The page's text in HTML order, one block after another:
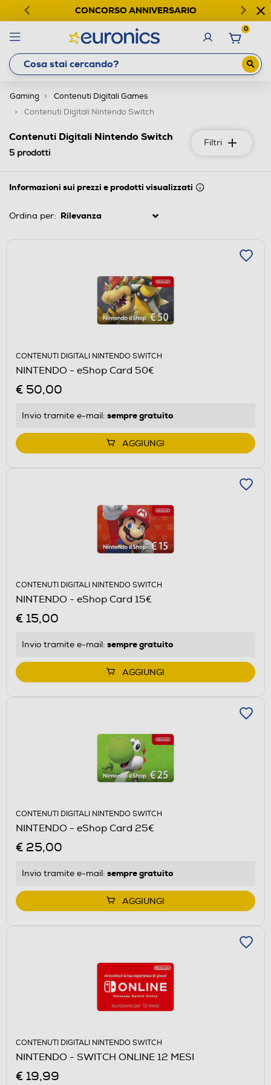
CONCORSO ANNIVERSARIO
0
Gaming
Contenuti Digitali Games
Contenuti Digitali Nintendo Switch
Filtri
Contenuti Digitali Nintendo Switch
5 prodotti
Informazioni sui prezzi e prodotti visualizzati
Ordina per:
CONTENUTI DIGITALI NINTENDO SWITCH
NINTENDO - eShop Card 50€
€ 50,00
Invio tramite e-mail: sempre gratuito
AGGIUNGI
CONTENUTI DIGITALI NINTENDO SWITCH
NINTENDO - eShop Card 15€
€ 15,00
Invio tramite e-mail: sempre gratuito
AGGIUNGI
CONTENUTI DIGITALI NINTENDO SWITCH
NINTENDO - eShop Card 25€
€ 25,00
Invio tramite e-mail: sempre gratuito
AGGIUNGI
CONTENUTI DIGITALI NINTENDO SWITCH
NINTENDO - SWITCH ONLINE 12 MESI
€ 19,99